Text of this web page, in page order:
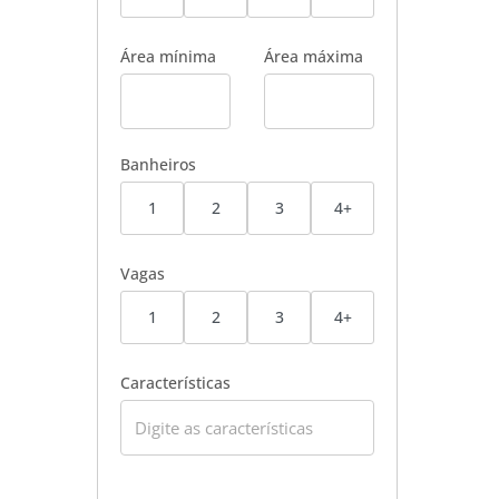
Área mínima Área máxima
Banheiros
1 2 3 4+
Vagas
1 2 3 4+
Características